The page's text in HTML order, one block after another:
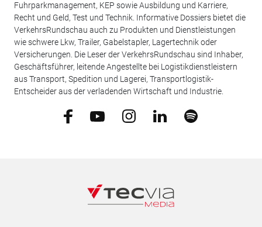
Fuhrparkmanagement, KEP sowie Ausbildung und Karriere,
Recht und Geld, Test und Technik. Informative Dossiers bietet die
VerkehrsRundschau auch zu Produkten und Dienstleistungen
wie schwere Lkw, Trailer, Gabelstapler, Lagertechnik oder
Versicherungen. Die Leser der VerkehrsRundschau sind Inhaber,
Geschäftsführer, leitende Angestellte bei Logistikdienstleistern
aus Transport, Spedition und Lagerei, Transportlogistik-
Entscheider aus der verladenden Wirtschaft und Industrie.